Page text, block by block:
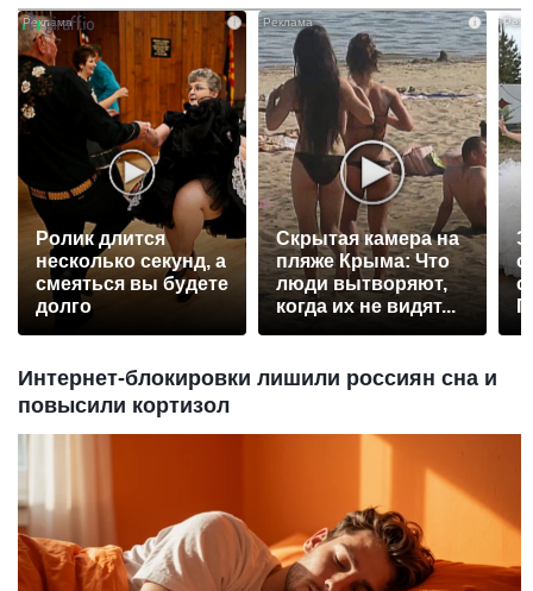
Ролик длится
несколько секунд, а
смеяться вы будете
долго
i
Скрытая камера на
пляже Крыма: Что
люди вытворяют,
когда их не видят...
Интернет-блокировки лишили россиян сна и
повысили кортизол